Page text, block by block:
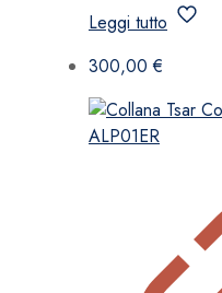
Leggi tutto
300,00€